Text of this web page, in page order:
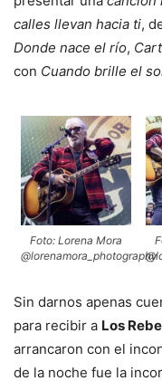
calles llevan hacia ti,
Donde nace el río,
con Cuando brille el
Foto: Lorena Mora
@lorenamora_photography
Sin darnos apenas
para recibir a Los
arrancaron con el
de la noche fue la